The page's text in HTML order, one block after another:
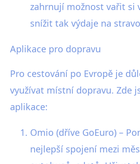
zahrnují možnost vařit si
snížit tak výdaje na
Aplikace pro dopravu
Pro cestování po Evropě je
využívat místní dopravu. Zde
aplikace:
Omio (dříve GoEuro) –
nejlepší spojení mezi